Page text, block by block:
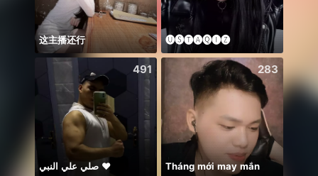
这主播还行 🅤🅢🅣🅐🅠🅘🅩
491
صلي علي النبي ♥️
283
Tháng mới may mắn